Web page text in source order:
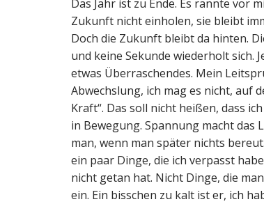
Das Jahr ist zu Ende. Es rannte vor
Zukunft nicht einholen, sie bleibt
Doch die Zukunft bleibt da hinten.
und keine Sekunde wiederholt sich.
etwas Überraschendes. Mein
Abwechslung, ich mag es nicht, auf
Kraft“. Das soll nicht heißen, dass
in Bewegung. Spannung macht das
man, wenn man später nichts
ein paar Dinge, die ich verpasst
nicht getan hat. Nicht Dinge, die
ein. Ein bisschen zu kalt ist er, ich